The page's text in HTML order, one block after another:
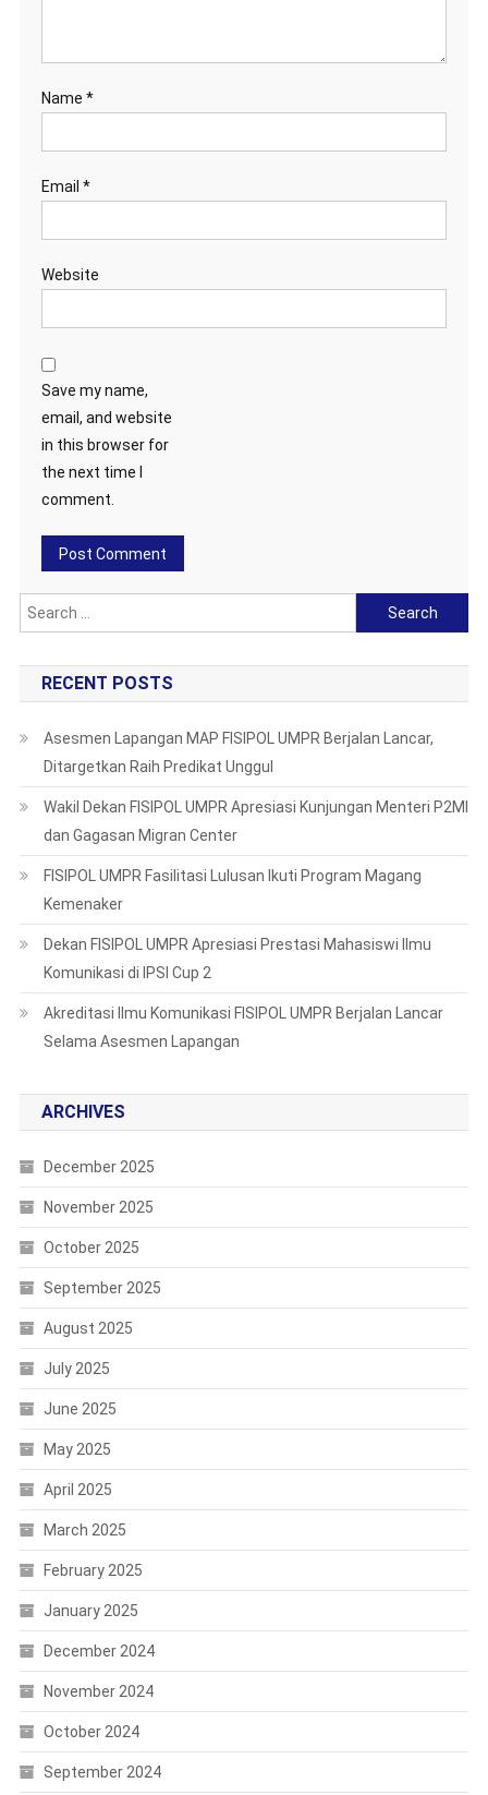
Name *
Email *
Website
Save my name,
email, and website
in this browser for
the next time I
comment.
Search
for:
RECENT POSTS
Asesmen Lapangan MAP FISIPOL UMPR Berjalan Lancar,
Ditargetkan Raih Predikat Unggul
Wakil Dekan FISIPOL UMPR Apresiasi Kunjungan Menteri P2MI
dan Gagasan Migran Center
FISIPOL UMPR Fasilitasi Lulusan Ikuti Program Magang
Kemenaker
Dekan FISIPOL UMPR Apresiasi Prestasi Mahasiswi Ilmu
Komunikasi di IPSI Cup 2
Akreditasi Ilmu Komunikasi FISIPOL UMPR Berjalan Lancar
Selama Asesmen Lapangan
ARCHIVES
December 2025
November 2025
October 2025
September 2025
August 2025
July 2025
June 2025
May 2025
April 2025
March 2025
February 2025
January 2025
December 2024
November 2024
October 2024
September 2024